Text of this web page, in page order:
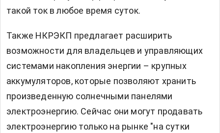
такой ток в любое время суток.
Также НКРЭКП предлагает расширить
возможности для владельцев и управляющих
системами накопления энергии – крупных
аккумуляторов, которые позволяют хранить
произведенную солнечными панелями
электроэнергию. Сейчас они могут продавать
электроэнергию только на рынке "на сутки